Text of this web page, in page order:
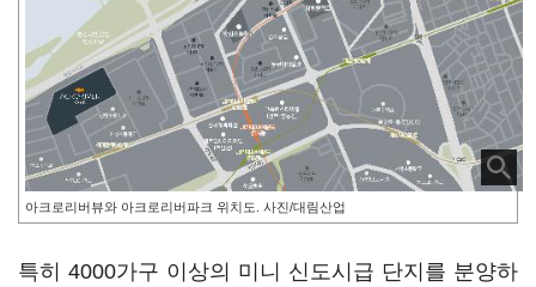
아크로리버뷰와 아크로리버파크 위치도. 사진/대림산업
특히 4000가구 이상의 미니 신도시급 단지를 분양하